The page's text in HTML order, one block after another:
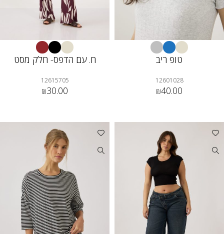
טופ ריב
12601028
₪40.00
ח. עם הדפס- חלק מסט
12615705
₪30.00